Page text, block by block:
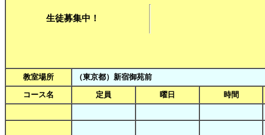
生徒募集中！
教室場所
（東京都）新宿御苑前
コース名
定員 曜日 時間